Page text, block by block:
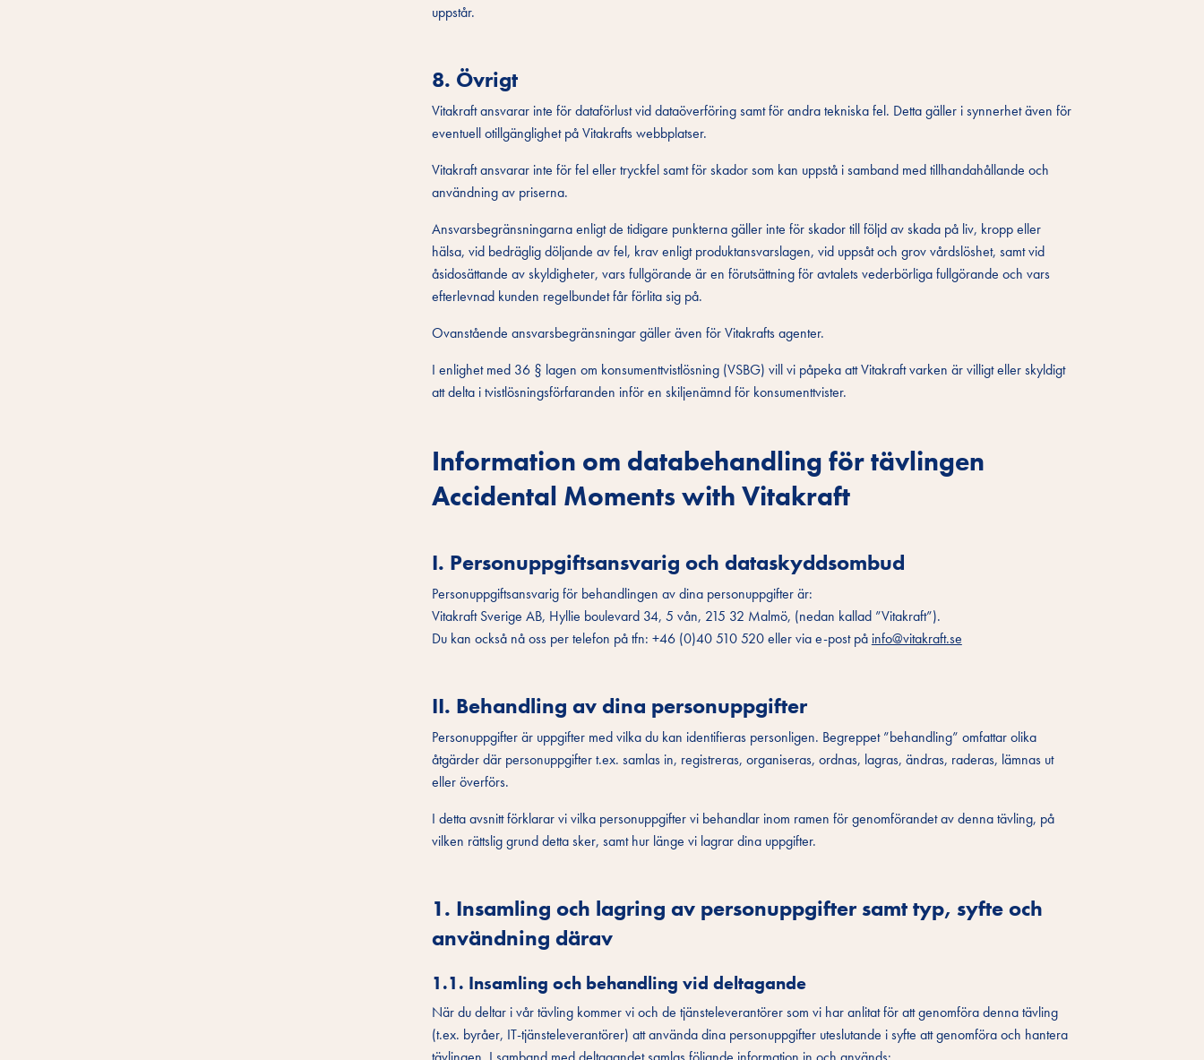
uppstår.
8. Övrigt
Vitakraft ansvarar inte för dataförlust vid dataöverföring samt för andra tekniska fel. Detta gäller i synnerhet även för
eventuell otillgänglighet på Vitakrafts webbplatser.
Vitakraft ansvarar inte för fel eller tryckfel samt för skador som kan uppstå i samband med tillhandahållande och
användning av priserna.
Ansvarsbegränsningarna enligt de tidigare punkterna gäller inte för skador till följd av skada på liv, kropp eller
hälsa, vid bedräglig döljande av fel, krav enligt produktansvarslagen, vid uppsåt och grov vårdslöshet, samt vid
åsidosättande av skyldigheter, vars fullgörande är en förutsättning för avtalets vederbörliga fullgörande och vars
efterlevnad kunden regelbundet får förlita sig på.
Ovanstående ansvarsbegränsningar gäller även för Vitakrafts agenter.
I enlighet med 36 § lagen om konsumenttvistlösning (VSBG) vill vi påpeka att Vitakraft varken är villigt eller skyldigt
att delta i tvistlösningsförfaranden inför en skiljenämnd för konsumenttvister.
Information om databehandling för tävlingen
Accidental Moments with Vitakraft
I. Personuppgiftsansvarig och dataskyddsombud
Personuppgiftsansvarig för behandlingen av dina personuppgifter är:
Vitakraft Sverige AB, Hyllie boulevard 34, 5 vån, 215 32 Malmö, (nedan kallad ”Vitakraft”).
Du kan också nå oss per telefon på tfn: +46 (0)40 510 520 eller via e-post på info@vitakraft.se
II. Behandling av dina personuppgifter
Personuppgifter är uppgifter med vilka du kan identifieras personligen. Begreppet ”behandling” omfattar olika
åtgärder där personuppgifter t.ex. samlas in, registreras, organiseras, ordnas, lagras, ändras, raderas, lämnas ut
eller överförs.
I detta avsnitt förklarar vi vilka personuppgifter vi behandlar inom ramen för genomförandet av denna tävling, på
vilken rättslig grund detta sker, samt hur länge vi lagrar dina uppgifter.
1. Insamling och lagring av personuppgifter samt typ, syfte och
användning därav
1.1. Insamling och behandling vid deltagande
När du deltar i vår tävling kommer vi och de tjänsteleverantörer som vi har anlitat för att genomföra denna tävling
(t.ex. byråer, IT-tjänsteleverantörer) att använda dina personuppgifter uteslutande i syfte att genomföra och hantera